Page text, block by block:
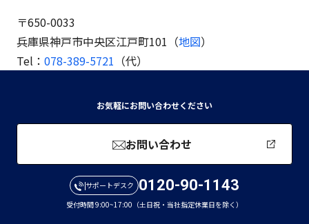
〒650-0033
兵庫県神戸市中央区江戸町101 （地図）
Tel： 078-389-5721 （代）
お気軽にお問い合わせください
お問い合わせ
サポートデスク 0120-90-1143
受付時間 9:00~17:00（土日祝・当社指定休業日を除く）